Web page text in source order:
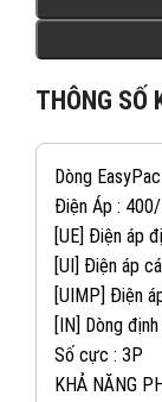
THÔNG SỐ
Dòng
Điện Áp :
[UE] Điện áp
[UI] Điện áp
[UIMP] Điện
[IN] Dòng
Số cực : 3P
KHẢ NĂNG